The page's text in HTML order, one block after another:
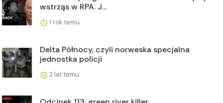
wstrząs w RPA. J...
1 rok temu
Delta Północy, czyli norweska specjalna
jednostka policji
2 lat temu